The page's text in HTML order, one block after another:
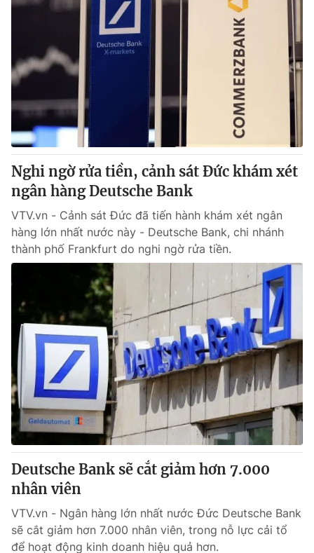
Nghi ngờ rửa tiền, cảnh sát Đức khám xét
ngân hàng Deutsche Bank
VTV.vn - Cảnh sát Đức đã tiến hành khám xét ngân
hàng lớn nhất nước này - Deutsche Bank, chi nhánh
thành phố Frankfurt do nghi ngờ rửa tiền.
Deutsche Bank sẽ cắt giảm hơn 7.000
nhân viên
VTV.vn - Ngân hàng lớn nhất nước Đức Deutsche Bank
sẽ cắt giảm hơn 7.000 nhân viên, trong nỗ lực cải tổ
để hoạt động kinh doanh hiệu quả hơn.